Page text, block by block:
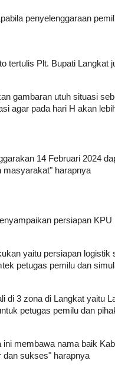
penyelenggaraan
tertulis Plt. Bupati
gambaran utuh situasi
agar pada hari H akan
14 Februari 2024
masyarakat" harapnya
persiapan
yaitu persiapan
petugas pemilu dan
di 3 zona di Langkat yaitu
petugas pemilu dan
membawa nama baik
dan sukses" harapnya